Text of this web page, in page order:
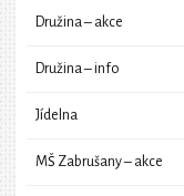
Družina – akce
Družina – info
Jídelna
MŠ Zabrušany – akce